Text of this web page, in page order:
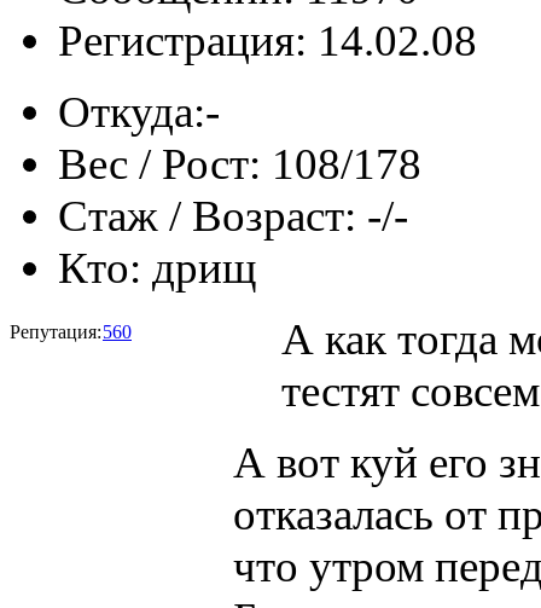
Регистрация: 14.02.08
Откуда:-
Вес / Рост: 108/178
Стаж / Возраст: -/-
Кто: дрищ
Репутация:560
А как тогда
тестят
А вот куй его
отказалась от
что утром